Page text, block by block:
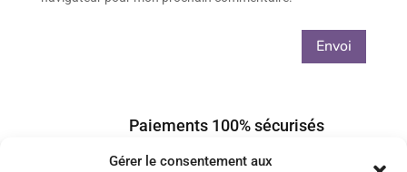
Gérer le consentement aux
Envoi
Paiements 100% sécurisés
via CB ou Paypal